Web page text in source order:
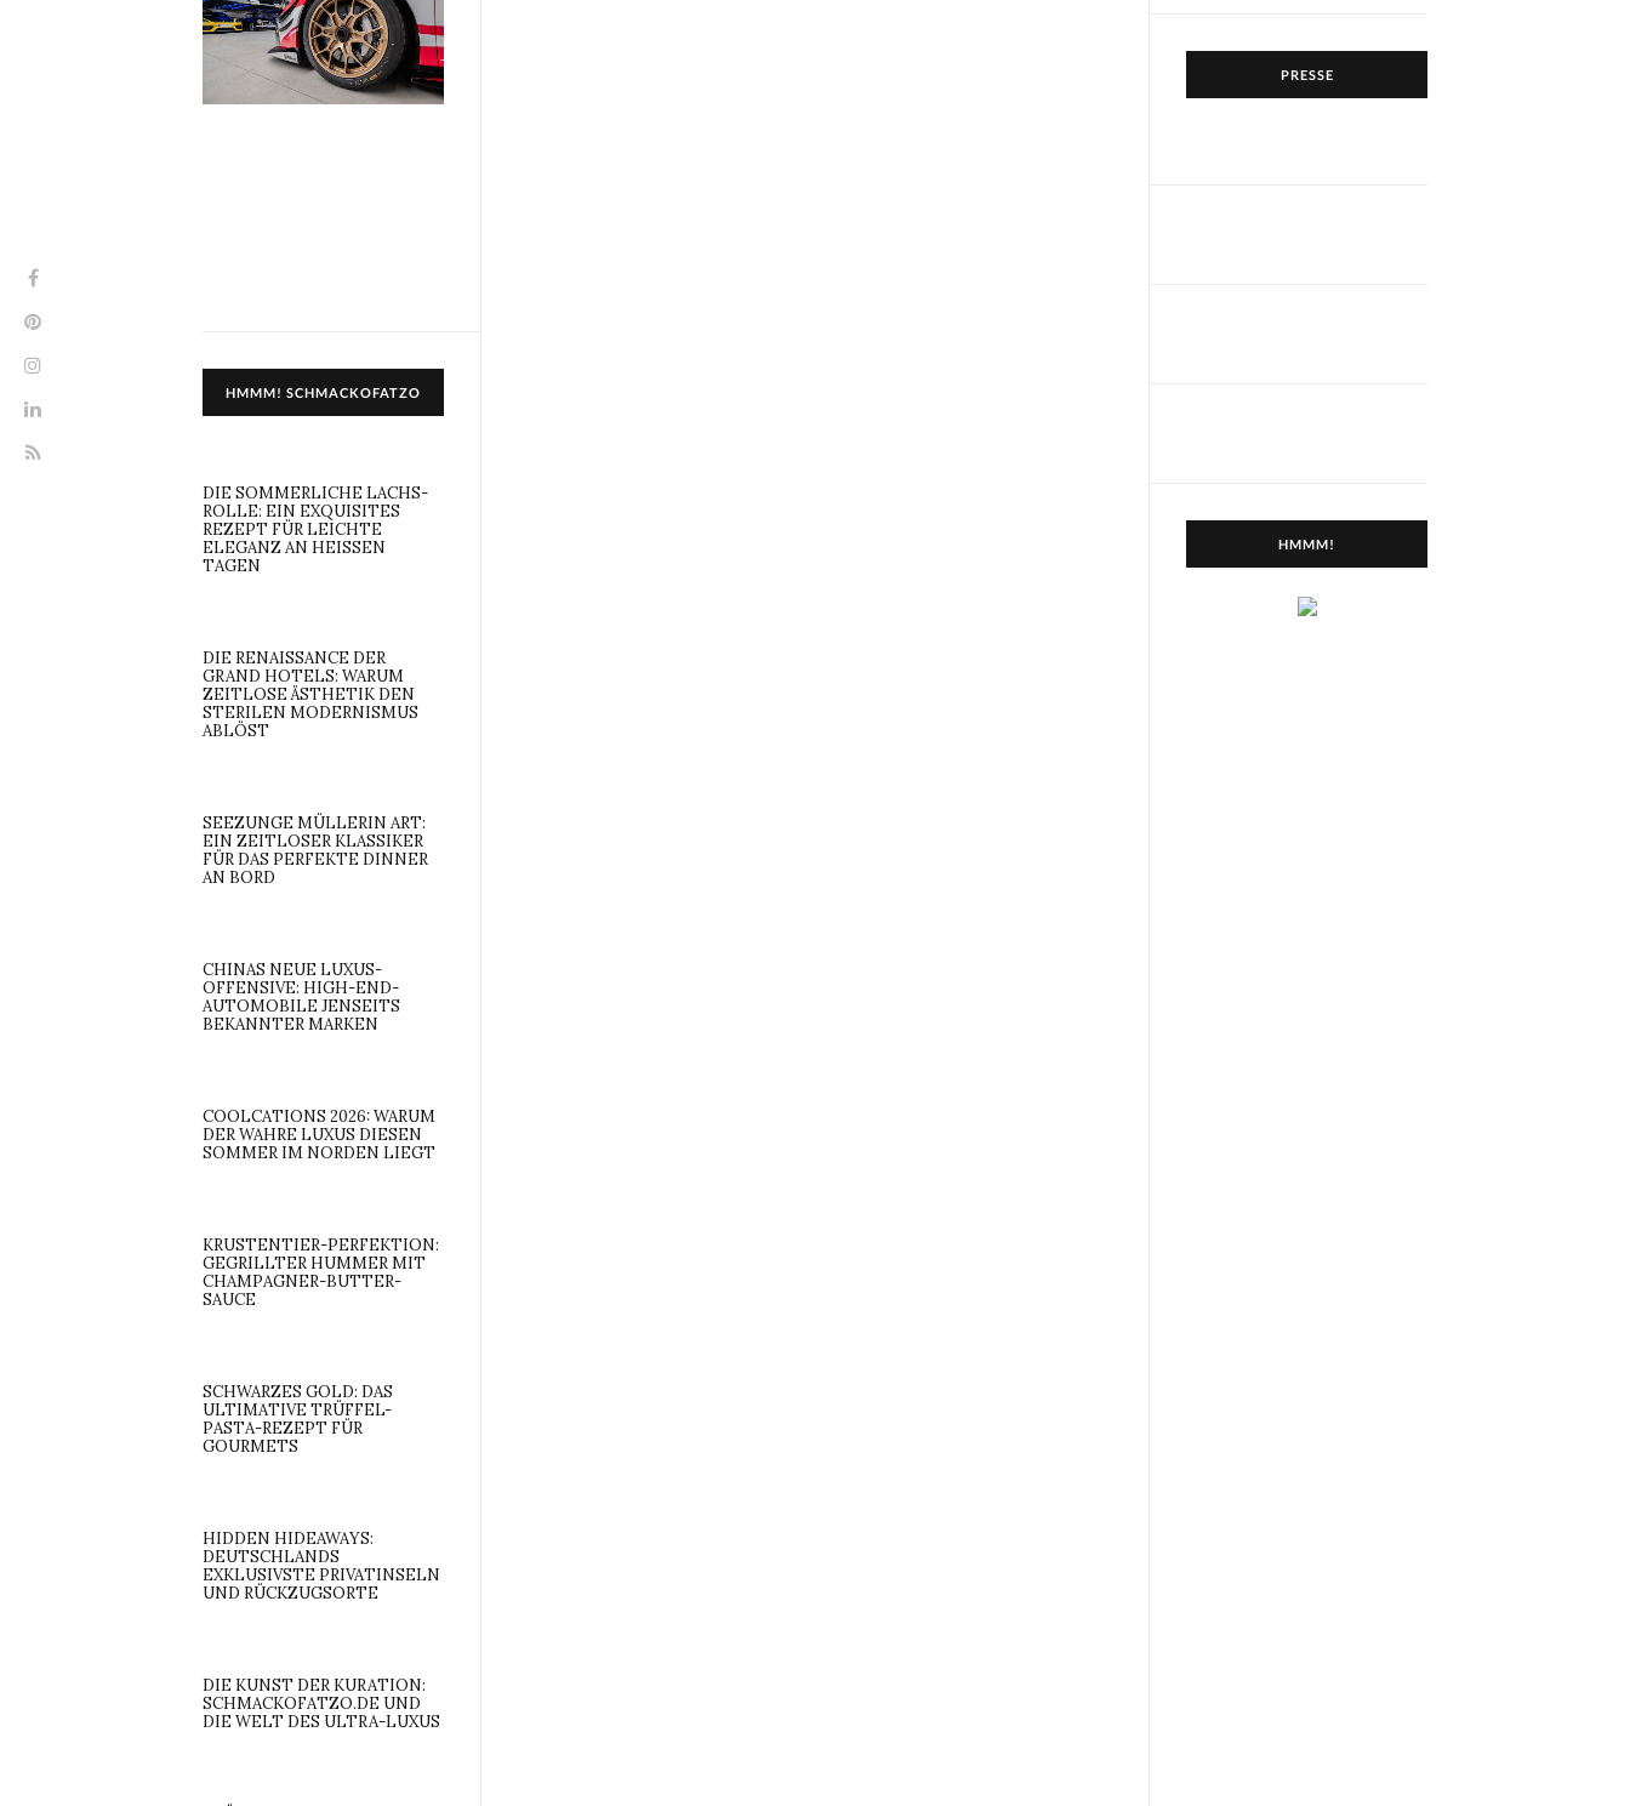
HMMM! SCHMACKOFATZO
DIE SOMMERLICHE LACHS-
ROLLE: EIN EXQUISITES
REZEPT FÜR LEICHTE
ELEGANZ AN HEISSEN T
AGEN
DIE RENAISSANCE DER
GRAND HOTELS: WARUM
ZEITLOSE ÄSTHETIK DEN
STERILEN MODERNISMUS
ABLÖST
SEEZUNGE MÜLLERIN ART:
EIN ZEITLOSER KLASSIKER
FÜR DAS PERFEKTE DINNER
AN BORD
CHINAS NEUE LUXUS-
OFFENSIVE: HIGH-END-
AUTOMOBILE JENSEITS
BEKANNTER MARKEN
COOLCATIONS 2026: WARUM
DER WAHRE LUXUS DIESEN
SOMMER IM NORDEN LIEGT
KRUSTENTIER-PERFEKTION:
GEGRILLTER HUMMER MIT
CHAMPAGNER-BUTTER-
SAUCE
SCHWARZES GOLD: DAS
ULTIMATIVE TRÜFFEL-
PASTA-REZEPT FÜR
GOURMETS
HIDDEN HIDEAWAYS:
DEUTSCHLANDS
EXKLUSIVSTE PRIVATINSELN
UND RÜCKZUGSORTE
DIE KUNST DER KURATION:
SCHMACKOFATZO.DE UND
DIE WELT DES ULTRA-LUXUS
PRESSE
HMMM!